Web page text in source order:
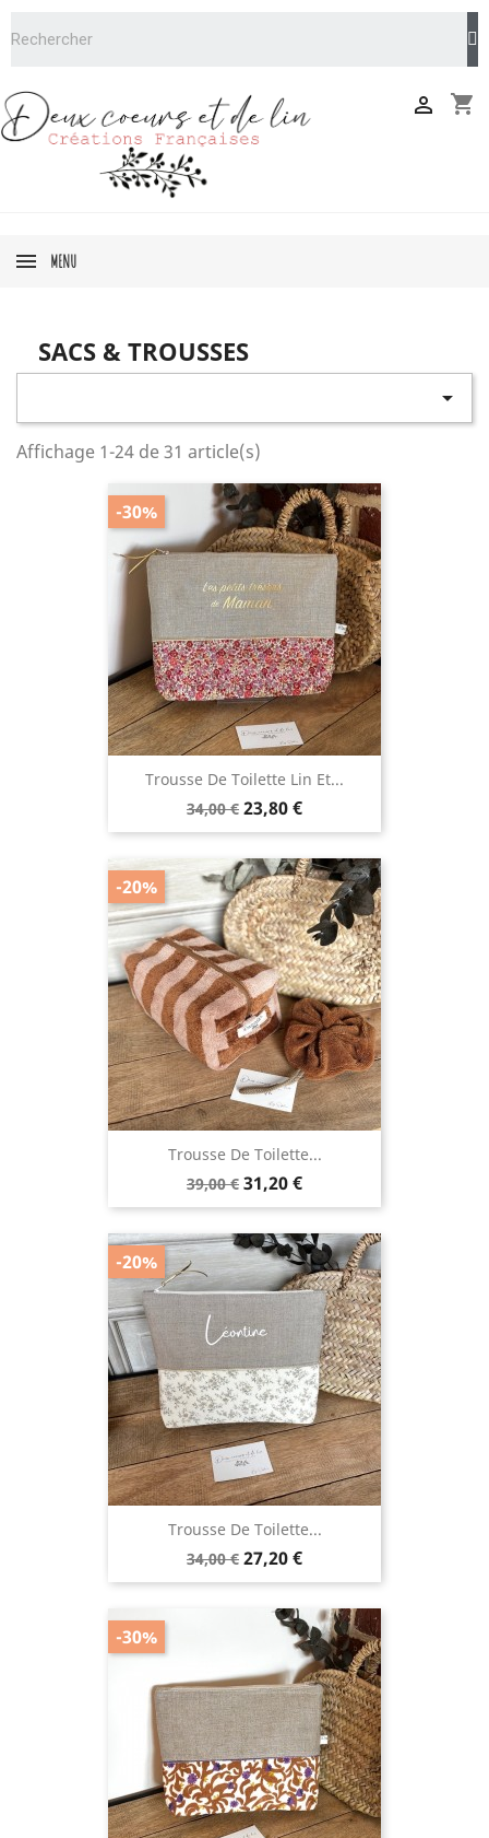
shopping_cart

MENU
SACS & TROUSSES

Affichage 1-24 de 31 article(s)
Trousse De Toilette Lin Et...
Prix
de
34,00 € Prix
23,80 €
-30%
Trousse De Toilette...
Prix
de
39,00 € Prix
31,20 €
-20%
Trousse De Toilette...
Prix
de
34,00 € Prix
27,20 €
-20%
-30%